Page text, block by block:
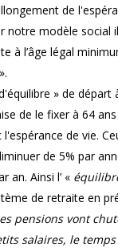
de
notre modèle
à l’âge légal
».
» de
de le fixer à 64
de vie.
de 5% par
an. Ainsi l’ «
de retraite en
pensions vont
salaires, le